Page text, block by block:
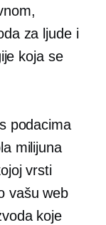
za ljude i
koja se
podacima
milijuna
vrsti
vašu web
koje